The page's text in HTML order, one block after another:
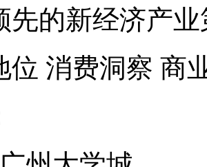
先的新经济产
位 消费洞察 商